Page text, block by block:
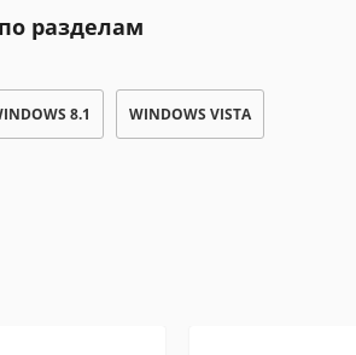
разделам
8.1 WINDOWS VISTA